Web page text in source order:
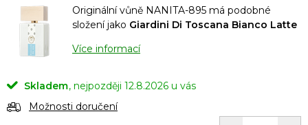
Originální vůně NANITA-895 má podobné
složení jako Giardini Di Toscana Bianco Latte
Více informací
Skladem
12.8.2026
Možnosti doručení